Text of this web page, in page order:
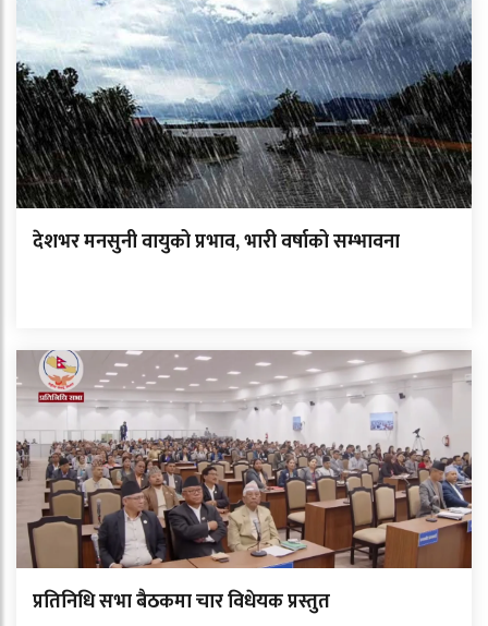
देशभर मनसुनी वायुको प्रभाव, भारी वर्षाको सम्भावना
प्रतिनिधि सभा बैठकमा चार विधेयक प्रस्तुत